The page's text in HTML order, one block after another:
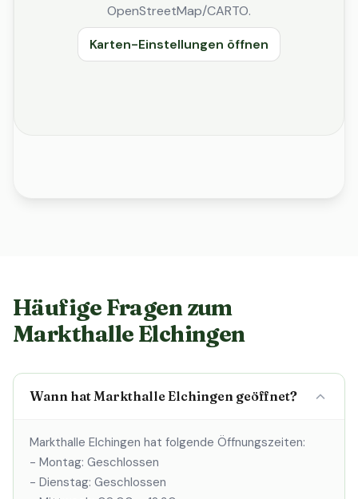
OpenStreetMap/CARTO.
Karten-Einstellungen öffnen
Häufige Fragen zum
Markthalle Elchingen
Wann hat Markthalle Elchingen geöffnet?
Markthalle Elchingen hat folgende Öffnungszeiten:
- Montag: Geschlossen
- Dienstag: Geschlossen